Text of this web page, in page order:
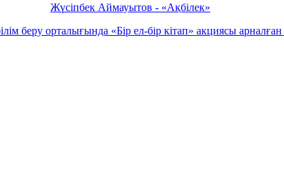
Жүсіпбек Аймауытов - «Ақбілек»
беру орталығында «Бір ел-бір кітап» акциясы арналған